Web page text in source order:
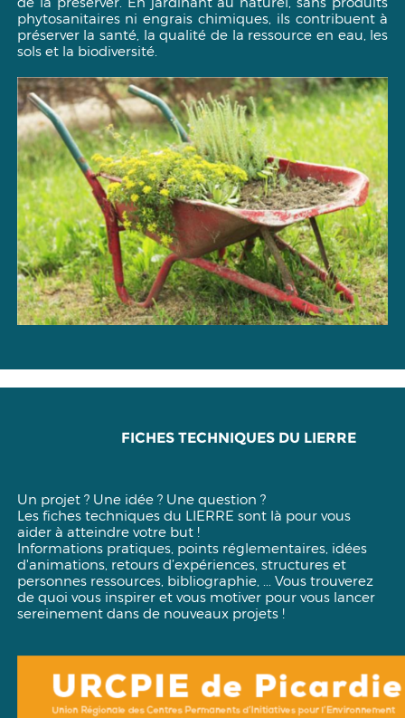
phytosanitaires ni engrais chimiques, ils contribuent à
préserver la santé, la qualité de la ressource en eau, les
sols et la biodiversité.
FICHES TECHNIQUES DU LIERRE
Un projet ? Une idée ? Une question ?
Les fiches techniques du LIERRE sont là pour vous
aider à atteindre votre but !
Informations pratiques, points réglementaires, idées
d'animations, retours d’expériences, structures et
personnes ressources, bibliographie, ... Vous trouverez
de quoi vous inspirer et vous motiver pour vous lancer
sereinement dans de nouveaux projets !